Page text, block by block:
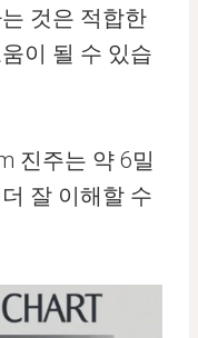
것은 적합한
이 될 수 있습
진주는 약 6밀
잘 이해할 수